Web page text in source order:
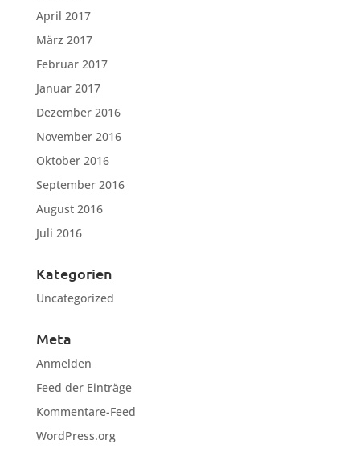
April 2017
März 2017
Februar 2017
Januar 2017
Dezember 2016
November 2016
Oktober 2016
September 2016
August 2016
Juli 2016
Kategorien
Uncategorized
Meta
Anmelden
Feed der Einträge
Kommentare-Feed
WordPress.org